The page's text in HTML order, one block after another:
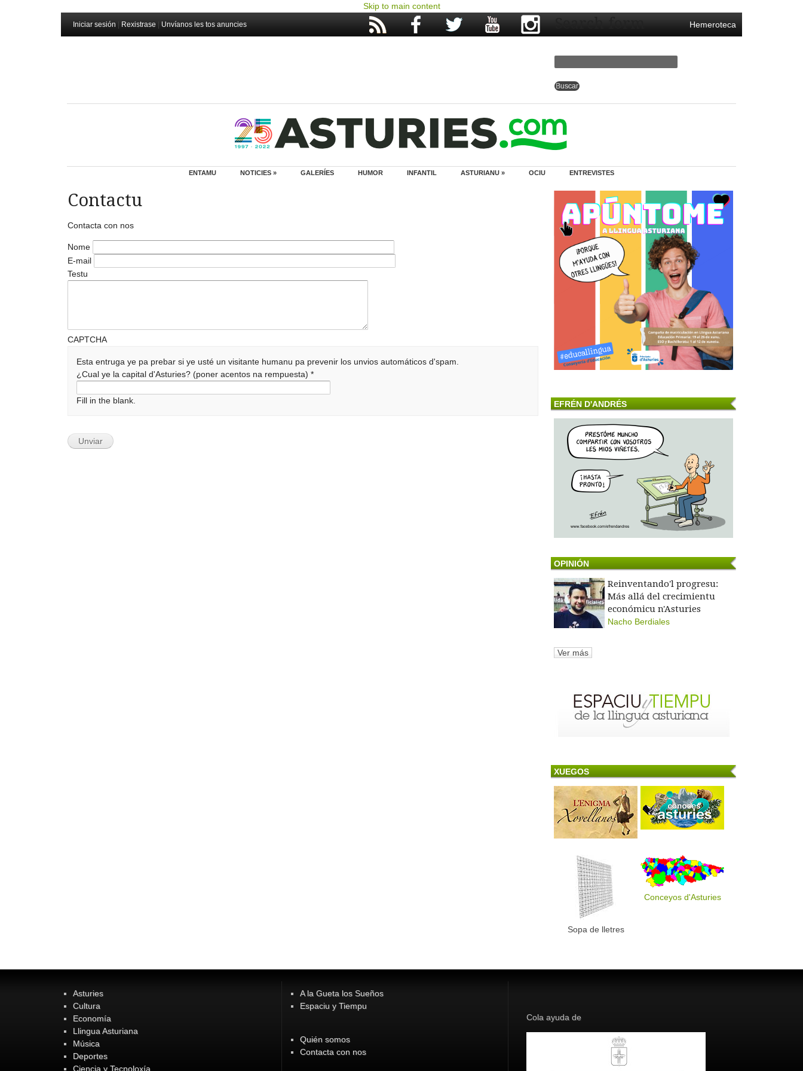
Skip to main content
Iniciar sesión Rexistrase Unvíanos les tos anuncies Hemeroteca
Search form
ENTAMU NOTICIES » GALERÍES HUMOR INFANTIL ASTURIANU » OCIU ENTREVISTES
Contactu
Contacta con nos
Nome
E-mail
Testu
CAPTCHA
Esta entruga ye pa prebar si ye usté un visitante humanu pa prevenir los unvios automáticos d'spam.
¿Cual ye la capital d'Asturies? (poner acentos na rempuesta)*
Fill in the blank. EFRÉN D'ANDRÉS
OPINIÓN
Reinventando'l progresu:
Más allá del crecimientu
económicu n'Asturies
Nacho Berdiales
Ver más
XUEGOS
Sopa de lletres
Conceyos d'Asturies
Asturies
Cultura
Economía
Llingua Asturiana
Música
Deportes
Ciencia y Tecnoloxía
A la Gueta los Sueños
Espaciu y Tiempu
Quién somos
Contacta con nos
Cola ayuda de